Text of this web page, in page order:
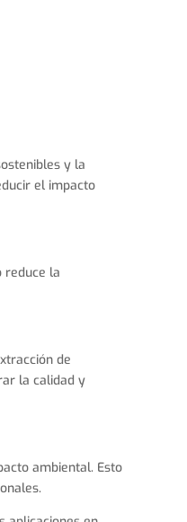
y la
el impacto
reduce la
de
la calidad y
ambiental. Esto